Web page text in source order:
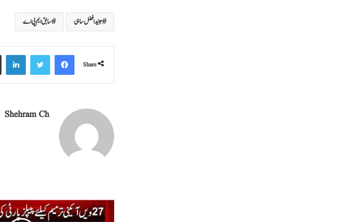
ts
A
pp
bo
ok
tte
r
ail
ed
In جنیدافضل ساہی سابق ایم پی اے
Share
Shehram Ch